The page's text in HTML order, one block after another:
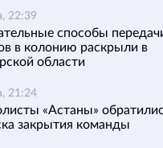
22:39
способы
в колонию раскрыли в
области
21:24
«Астаны»
закрытия команды